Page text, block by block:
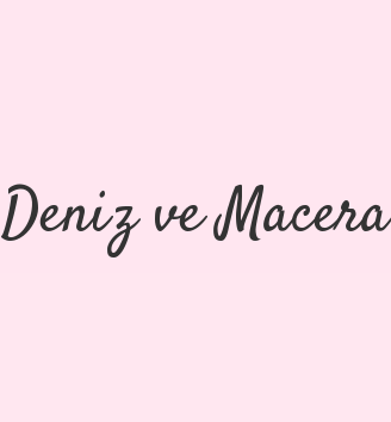
Deniz ve Macera